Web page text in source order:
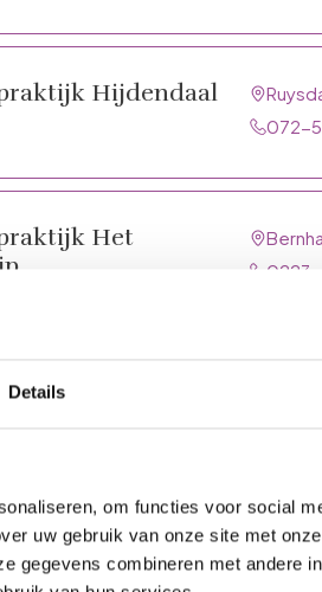
Details
om functies voor social
uw gebruik van onze site met
gegevens combineren met andere
Hijdendaal
072-
Het
Hem
Haan en
0228-